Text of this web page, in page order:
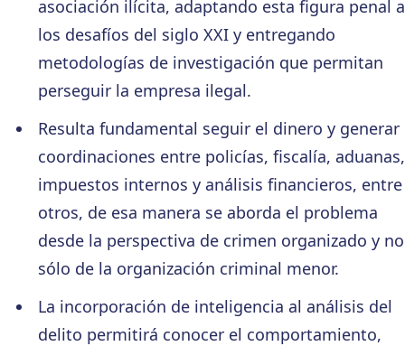
asociación ilícita, adaptando esta figura penal a
los desafíos del siglo XXI y entregando
metodologías de investigación que permitan
perseguir la empresa ilegal.
Resulta fundamental seguir el dinero y generar
coordinaciones entre policías, fiscalía, aduanas,
impuestos internos y análisis financieros, entre
otros, de esa manera se aborda el problema
desde la perspectiva de crimen organizado y no
sólo de la organización criminal menor.
La incorporación de inteligencia al análisis del
delito permitirá conocer el comportamiento,